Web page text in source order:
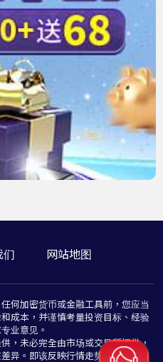
们 网站地图
何加密货币或金融工具前，您应当
成本，并谨慎考量投资目标、经验
业意见。
，未必完全由市场或交易所提供，
异。即该反映行情走势价格仅为指